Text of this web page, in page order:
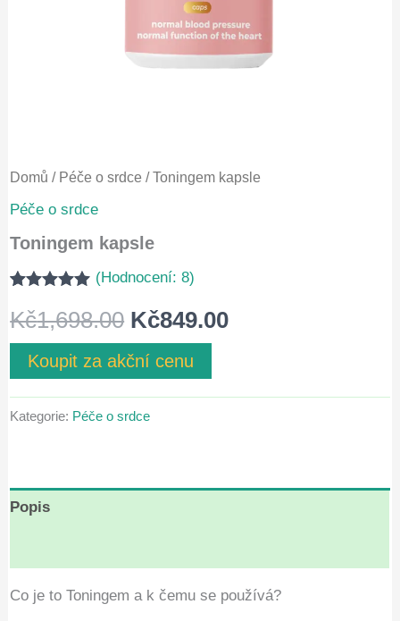
Domů / Péče o srdce / Toningem kapsle
Péče o srdce
Toningem kapsle
5.00z 5 na
základě
hodnocení
zákazníků
(Hodnocení: 8)
Kč1,698.00 Původní
cena
byla:
Kč849.00Aktuální
je:
Koupit za akční cenu
Kategorie: Péče o srdce
Popis
Co je to Toningem a k čemu se používá?